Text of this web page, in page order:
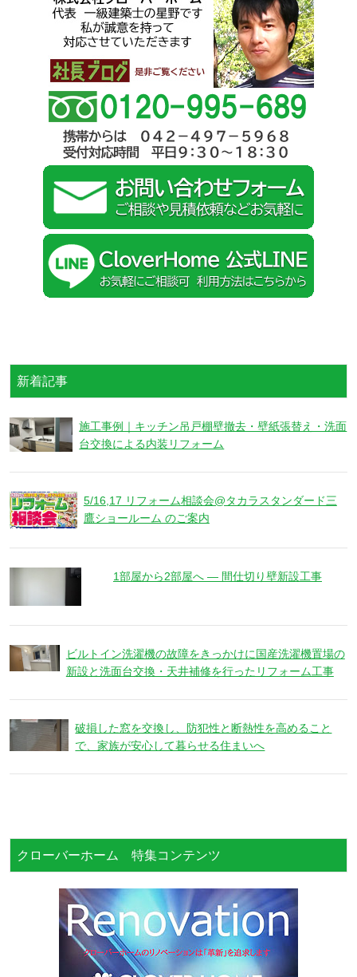
新着記事
施工事例｜キッチン吊戸棚壁撤去・壁紙張替え・洗面
台交換による内装リフォーム
5/16,17 リフォーム相談会@タカラスタンダード三
鷹ショールーム のご案内
1部屋から2部屋へ ― 間仕切り壁新設工事
ビルトイン洗濯機の故障をきっかけに国産洗濯機置場の
新設と洗面台交換・天井補修を行ったリフォーム工事
破損した窓を交換し、防犯性と断熱性を高めること
で、家族が安心して暮らせる住まいへ
クローバーホーム 特集コンテンツ